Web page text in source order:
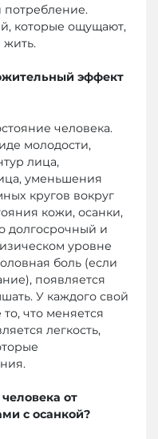
потребление.
которые ощущают,
жить.
эффект
человека.
молодости,
лица,
уменьшения
кругов вокруг
кожи, осанки,
долгосрочный и
уровне
боль (если
появляется
У каждого свой
что меняется
легкость,
от
с осанкой?